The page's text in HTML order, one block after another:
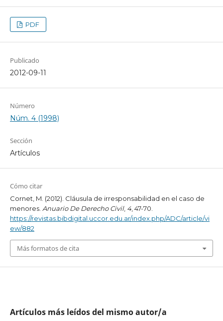
PDF
Publicado
2012-09-11
Número
Núm. 4 (1998)
Sección
Artículos
Cómo citar
Cornet, M. (2012). Cláusula de irresponsabilidad en el caso de
menores. Anuario De Derecho Civil, 4, 47-70.
https://revistas.bibdigital.uccor.edu.ar/index.php/ADC/article/vi
ew/882
Más formatos de cita
Artículos más leídos del mismo autor/a